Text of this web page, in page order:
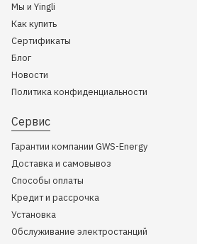
Мы и Yingli
Как купить
Сертификаты
Блог
Новости
Политика конфиденциальности
Сервис
Гарантии компании GWS-Energy
Доставка и самовывоз
Способы оплаты
Кредит и рассрочка
Установка
Обслуживание электростанций